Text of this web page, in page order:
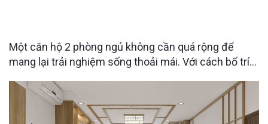
Một căn hộ 2 phòng ngủ không cần quá rộng để
mang lại trải nghiệm sống thoải mái. Với cách bố trí
hộ tại The Charm An Hưng đều được tối ưu công
năng, tích hợp nhiều không gian lưu trữ ẩn nhưng vẫn
giữ được sự gọn gàng và tính thẩm